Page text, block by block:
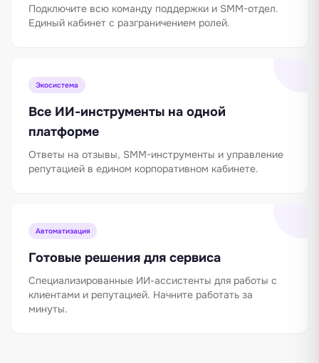
Подключите всю команду поддержки и SMM-отдел.
Единый кабинет с разграничением ролей.
Экосистема
Все ИИ-инструменты на одной
платформе
Ответы на отзывы, SMM-инструменты и управление
репутацией в едином корпоративном кабинете.
Автоматизация
Готовые решения для сервиса
Специализированные ИИ-ассистенты для работы с
клиентами и репутацией. Начните работать за
минуты.